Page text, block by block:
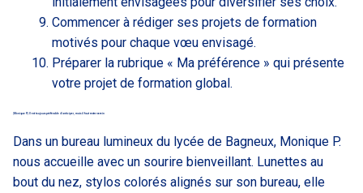
Commencer à rédiger ses projets de formation
motivés pour chaque vœu envisagé.
Préparer la rubrique « Ma préférence » qui présente
votre projet de formation global.
(Monique P.) Il est toujours préférable d’anticiper, mais il faut rester serein
Dans un bureau lumineux du lycée de Bagneux, Monique P.
nous accueille avec un sourire bienveillant. Lunettes au
bout du nez, stylos colorés alignés sur son bureau, elle